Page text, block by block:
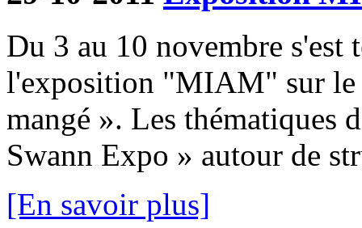
Du 3 au 10 novembre
l'exposition "MIAM" sur le
mangé ». Les thématiques
Swann Expo » autour de
[En savoir plus]